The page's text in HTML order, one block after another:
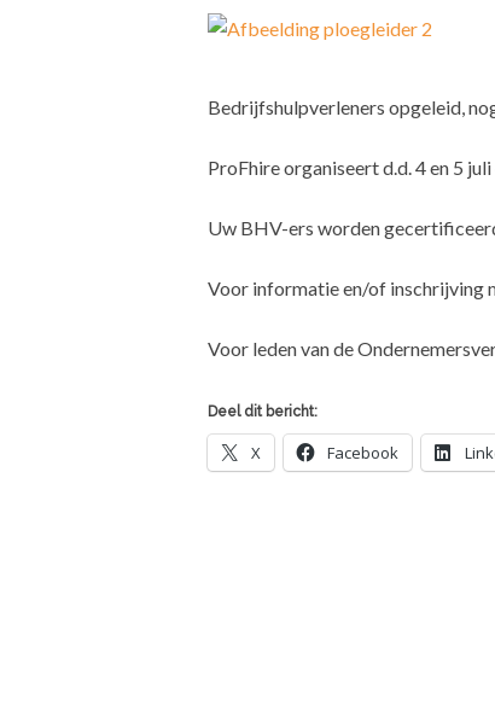
Bedrijfshulpverleners opgeleid,
ProFhire organiseert d.d. 4 en 5
Uw BHV-ers worden
Voor informatie en/of inschrijving
Voor leden van de
Deel dit bericht:
X Facebook